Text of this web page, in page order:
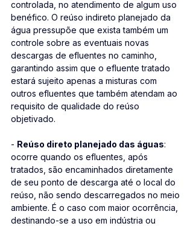
controlada, no atendimento de algum uso
benéfico. O reúso indireto planejado da
água pressupõe que exista também um
controle sobre as eventuais novas
descargas de efluentes no caminho,
garantindo assim que o efluente tratado
estará sujeito apenas a misturas com
outros efluentes que também atendam ao
requisito de qualidade do reúso
objetivado.
- Reúso direto planejado das águas:
ocorre quando os efluentes, após
tratados, são encaminhados diretamente
de seu ponto de descarga até o local do
reúso, não sendo descarregados no meio
ambiente. É o caso com maior ocorrência,
destinando-se a uso em indústria ou